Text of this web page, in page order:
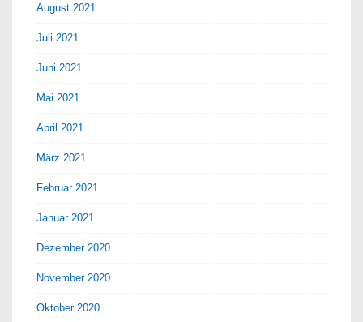
August 2021
Juli 2021
Juni 2021
Mai 2021
April 2021
März 2021
Februar 2021
Januar 2021
Dezember 2020
November 2020
Oktober 2020